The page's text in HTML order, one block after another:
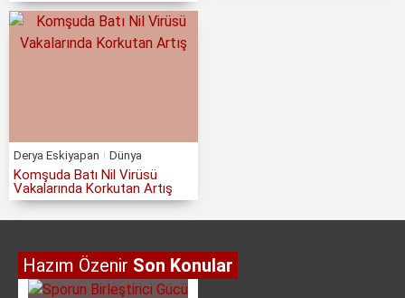
Derya Eskiyapan Dünya
Komşuda Batı Nil Virüsü
Vakalarında Korkutan Artış
Hazım Özenir Son Konular